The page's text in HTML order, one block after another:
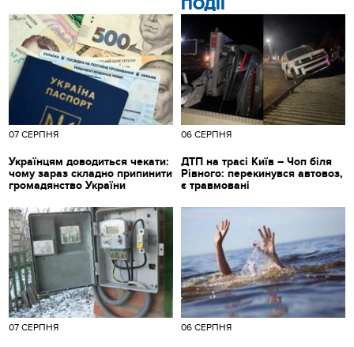
07 СЕРПНЯ
Українцям доводиться чекати:
чому зараз складно припинити
громадянство України
ПОДІЇ
06 СЕРПНЯ
ДТП на трасі Київ – Чоп біля
Рівного: перекинувся автовоз,
є травмовані
07 СЕРПНЯ 06 СЕРПНЯ